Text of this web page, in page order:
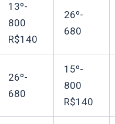
13º-
800
R$140
26º-
680
26º-
680
15º-
800
R$140